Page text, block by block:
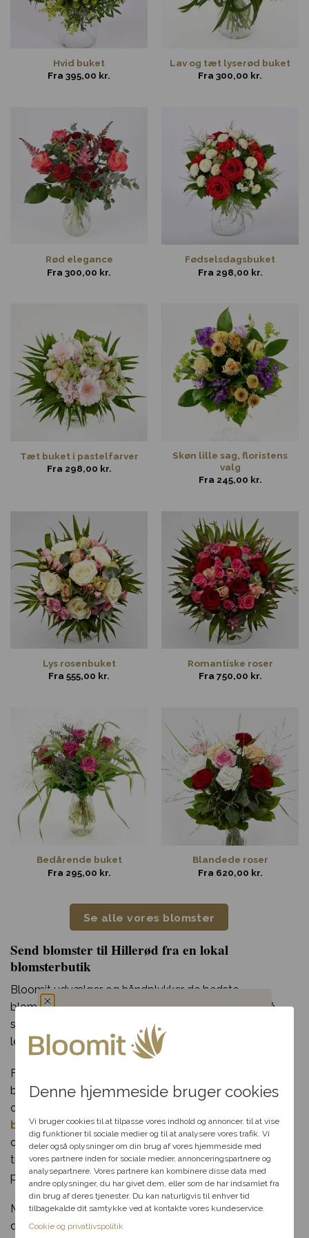
Denne hjemmeside bruger cookies
Vi bruger cookies til at tilpasse vores indhold og annoncer, til at vise
dig funktioner til sociale medier og til at analysere vores trafik. Vi
deler også oplysninger om din brug af vores hjemmeside med
vores partnere inden for sociale medier, annonceringspartnere og
analysepartnere. Vores partnere kan kombinere disse data med
andre oplysninger, du har givet dem, eller som de har indsamlet fra
din brug af deres tjenester. Du kan naturligvis til enhver tid
tilbagekalde dit samtykke ved at kontakte vores kundeservice.
Cookie og privatlivspolitik
Hvid buket
Fra 395,00 kr.
Lav og tæt lyserød buket
Fra 300,00 kr.
Rød elegance
Fra 300,00 kr.
Fødselsdagsbuket
Fra 298,00 kr.
Tæt buket i pastelfarver
Fra 298,00 kr.
Skøn lille sag, floristens
valg
Fra 245,00 kr.
Lys rosenbuket
Fra 555,00 kr.
Romantiske roser
Fra 750,00 kr.
Bedårende buket
Fra 295,00 kr.
Blandede roser
Fra 620,00 kr.
Se alle vores blomster
Send blomster til Hillerød fra en lokal
blomsterbutik
Bloomit udvælger og håndplukker de bedste
blomsterdekoratører i hele landet. Derfor har vi også
specielt udvalgt de blomsterbutikker, der står for at
levere din blomsterhilsen i Hillerød.
For os er det meget vigtigt, at det er uddannede
blomsterdekoratører med erfaring, der håndterer
ordrerne. Derfor kan du være sikker på, når du
blomster til levering i Hillerød, at Bloomit udfører din
ordre med største omhu og ansvarlighed, så du kan
trygt og roligt regne med at din blomsterhilsen når frem
på den ønskede dag.
Måske kan vi allerede nå at levere din blomsterhilsen i
dag!
Du har fået en
passer til dig, så hjælper vi
dig videre med at finde den
perfekte rabat til dit svar.
Fødselsdag